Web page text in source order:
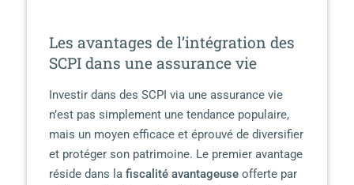
Les avantages de l’intégration des
SCPI dans une assurance vie
Investir dans des SCPI via une assurance vie
n’est pas simplement une tendance populaire,
mais un moyen efficace et éprouvé de diversifier
et protéger son patrimoine. Le premier avantage
réside dans la fiscalité avantageuseofferte par